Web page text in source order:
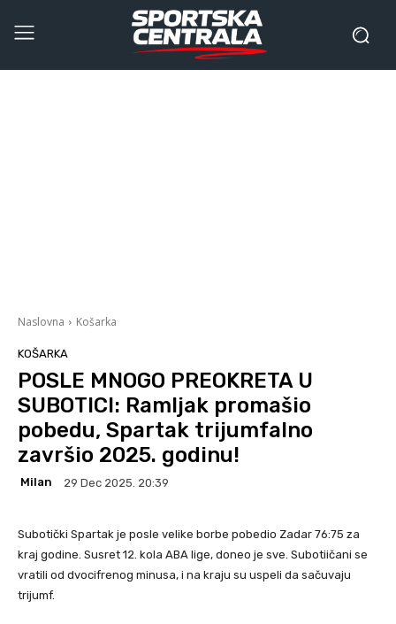
Naslovna Košarka
KOŠARKA
POSLE MNOGO PREOKRETA U
SUBOTICI: Ramljak promašio
pobedu, Spartak trijumfalno
završio 2025. godinu!
Milan 29 Dec 2025. 20:39
Subotički Spartak je posle velike borbe pobedio Zadar 76:75 za
kraj godine. Susret 12. kola ABA lige, doneo je sve. Subotiičani se
vratili od dvocifrenog minusa, i na kraju su uspeli da sačuvaju
trijumf.